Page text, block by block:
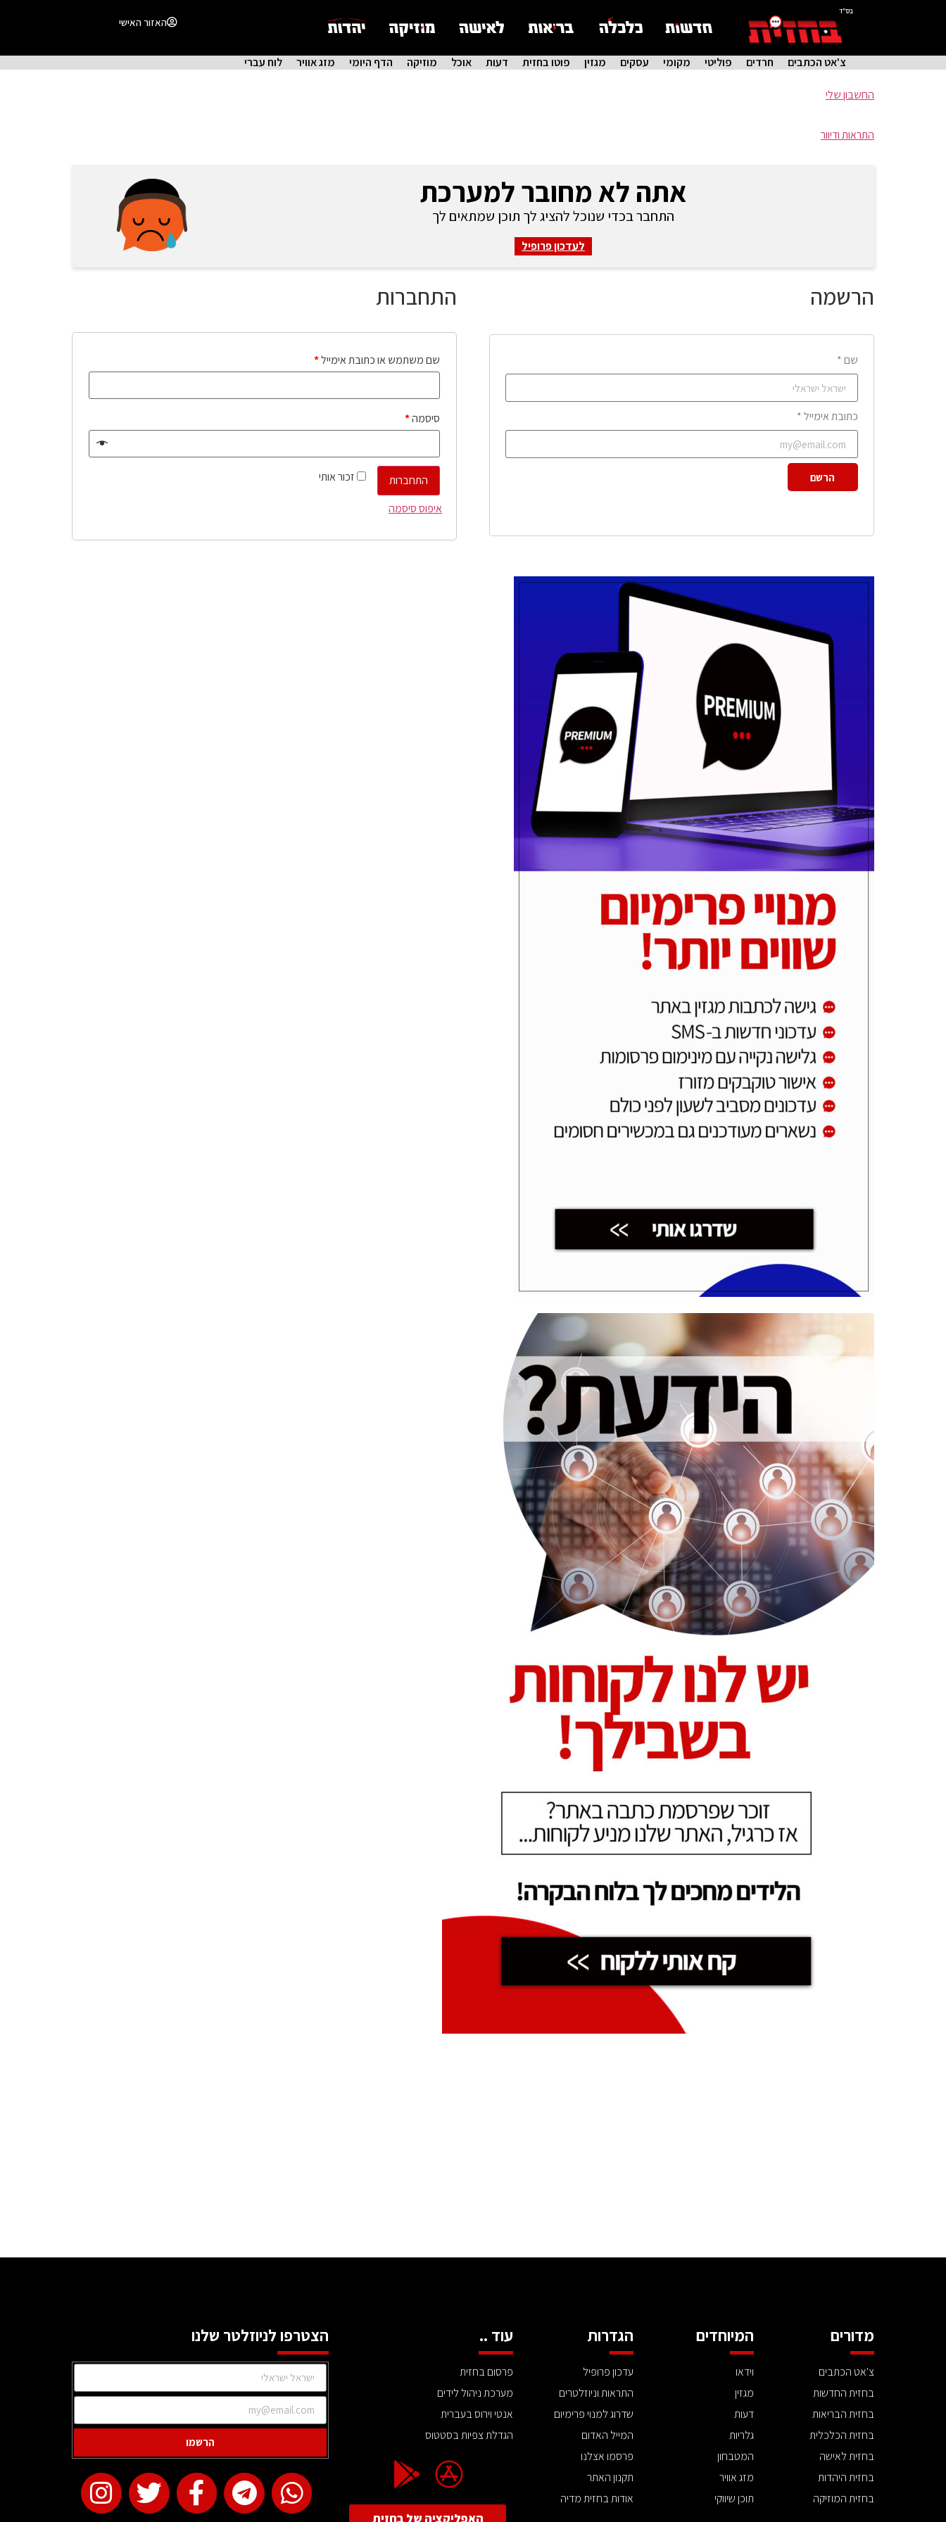
בס"ד
האזור האישי
צ'אט הכתבים חרדים פוליטי מקומי עסקים מגזין פוטו בחזית דעות אוכל מוזיקה הדף היומי מזג אוויר לוח עברי
החשבון שלי
התראות ודיוור
אתה לא מחובר למערכת
התחבר בכדי שנוכל להציג לך תוכן שמתאים לך
לעדכון פרופיל
התחברות
שם משתמש או כתובת אימייל*
סיסמה*
זכור אותי
התחברות
איפוס סיסמה
הרשמה
שם *
כתובת אימייל *
הרשם
מדורים
צ'אט הכתבים
בחזית החדשות
בחזית הבריאות
בחזית הכלכלית
בחזית לאישה
בחזית היהדות
בחזית המוזיקה
המיוחדים
וידאו
מגזין
דעות
גלריות
המטבחון
מזג אוויר
תוכן שיווקי
הגדרות
עדכון פרופיל
התראות וניוזלטרים
שדרוג למנוי פרימיום
המייל האדום
פרסמו אצלנו
תקנון האתר
אודות בחזית מדיה
עוד ..
פרסום בחזית
מערכת ניהול לידים
אנטי וירוס בעברית
הגדלת צפיות בסטטוס
האפליקציה של בחזית
הצטרפו לניוזלטר שלנו
הרשמו